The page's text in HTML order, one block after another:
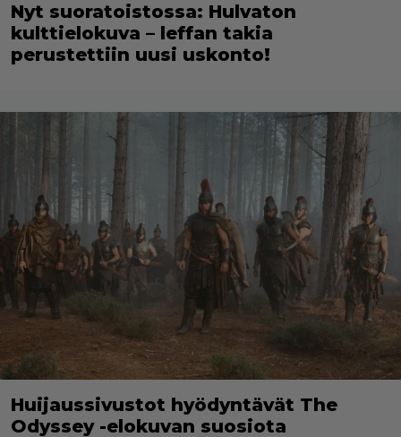
Nyt suoratoistossa: Hulvaton
kulttielokuva – leffan takia
perustettiin uusi uskonto!
Huijaussivustot hyödyntävät The
Odyssey -elokuvan suosiota